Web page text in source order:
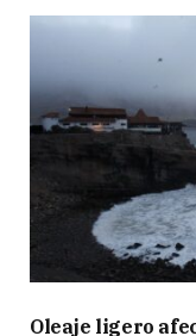
Oleaje ligero